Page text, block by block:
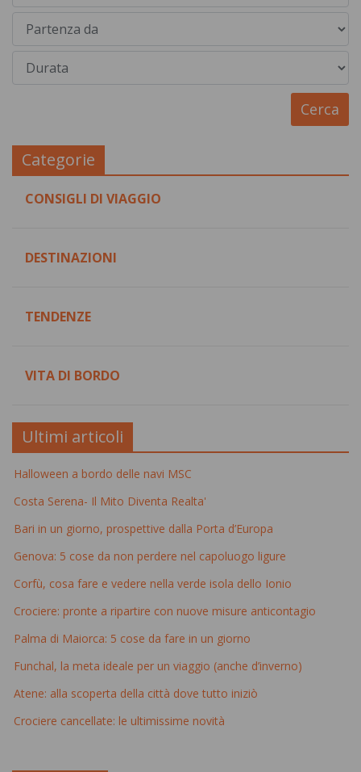
Categorie
CONSIGLI DI VIAGGIO
DESTINAZIONI
TENDENZE
VITA DI BORDO
Ultimi articoli
Halloween a bordo delle navi MSC
Costa Serena- Il Mito Diventa Realta'
Bari in un giorno, prospettive dalla Porta d’Europa
Genova: 5 cose da non perdere nel capoluogo ligure
Corfù, cosa fare e vedere nella verde isola dello Ionio
Crociere: pronte a ripartire con nuove misure anticontagio
Palma di Maiorca: 5 cose da fare in un giorno
Funchal, la meta ideale per un viaggio (anche d’inverno)
Atene: alla scoperta della città dove tutto iniziò
Crociere cancellate: le ultimissime novità